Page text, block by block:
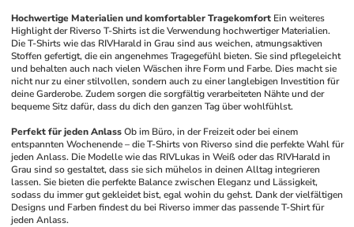
Hochwertige Materialien und komfortabler Tragekomfort Ein weiteres
Highlight der Riverso T-Shirts ist die Verwendung hochwertiger Materialien.
Die T-Shirts wie das RIVHarald in Grau sind aus weichen, atmungsaktiven
Stoffen gefertigt, die ein angenehmes Tragegefühl bieten. Sie sind pflegeleicht
und behalten auch nach vielen Wäschen ihre Form und Farbe. Dies macht sie
nicht nur zu einer stilvollen, sondern auch zu einer langlebigen Investition für
deine Garderobe. Zudem sorgen die sorgfältig verarbeiteten Nähte und der
bequeme Sitz dafür, dass du dich den ganzen Tag über wohlfühlst.
Perfekt für jeden Anlass Ob im Büro, in der Freizeit oder bei einem
entspannten Wochenende – die T-Shirts von Riverso sind die perfekte Wahl für
jeden Anlass. Die Modelle wie das RIVLukas in Weiß oder das RIVHarald in
Grau sind so gestaltet, dass sie sich mühelos in deinen Alltag integrieren
lassen. Sie bieten die perfekte Balance zwischen Eleganz und Lässigkeit,
sodass du immer gut gekleidet bist, egal wohin du gehst. Dank der vielfältigen
Designs und Farben findest du bei Riverso immer das passende T-Shirt für
jeden Anlass.